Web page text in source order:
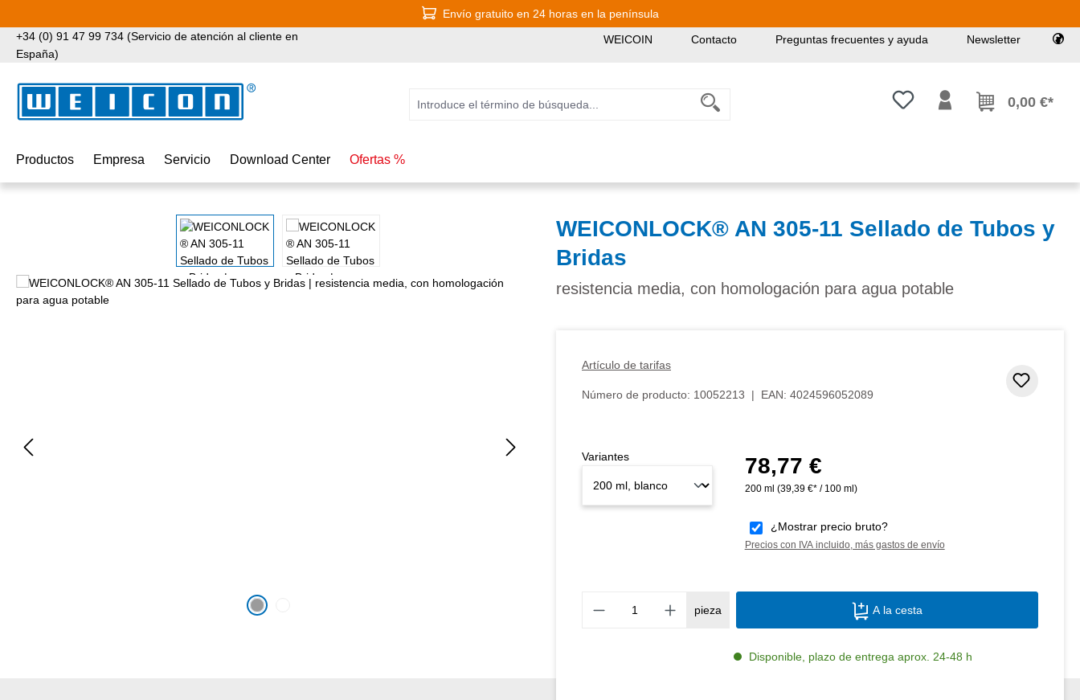
Envío gratuito en 24 horas en la península
+34 (0) 91 47 99 734 (Servicio de atención al cliente en
España)
WEICOIN Contacto Preguntas frecuentes y ayuda Newsletter
Tienes 0 artículos en tu lista de
0,00 €*
Productos Empresa Servicio Download Center Ofertas %
WEICONLOCK® AN 305-11 Sellado de Tubos y
Bridas
resistencia media, con homologación para agua potable
Artículo de tarifas
Número de producto: 10052213 | EAN: 4024596052089
Precio normal:
78,77 €
200 ml (39,39 €* / 100 ml)
¿Mostrar precio bruto?
Precios con IVA incluido, más gastos de envío
Variantes
Cantidad del producto: introduce la
pieza A la cesta
Disponible, plazo de entrega aprox. 24-48 h